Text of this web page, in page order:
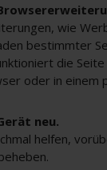
wie
bestimmter
die Seite
oder in einem
neu.
helfen,